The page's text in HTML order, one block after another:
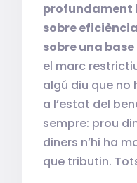
profundament
sobre
sobre una
el marc
algú diu que no
a l’estat del
sempre: prou
diners n’hi ha
que tributin.